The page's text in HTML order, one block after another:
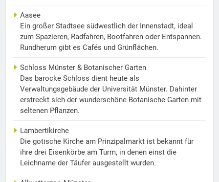
Aasee
Ein großer Stadtsee südwestlich der Innenstadt, ideal
zum Spazieren, Radfahren, Bootfahren oder Entspannen.
Rundherum gibt es Cafés und Grünflächen.
Schloss Münster & Botanischer Garten
Das barocke Schloss dient heute als
Verwaltungsgebäude der Universität Münster. Dahinter
erstreckt sich der wunderschöne Botanische Garten mit
seltenen Pflanzen.
Lambertikirche
Die gotische Kirche am Prinzipalmarkt ist bekannt für
ihre drei Eisenkörbe am Turm, in denen einst die
Leichname der Täufer ausgestellt wurden.